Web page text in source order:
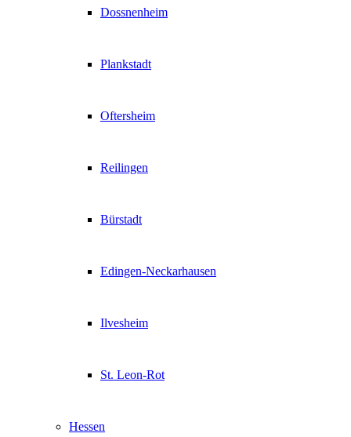
Dossnenheim
Plankstadt
Oftersheim
Reilingen
Bürstadt
Edingen-Neckarhausen
Ilvesheim
St. Leon-Rot
Hessen